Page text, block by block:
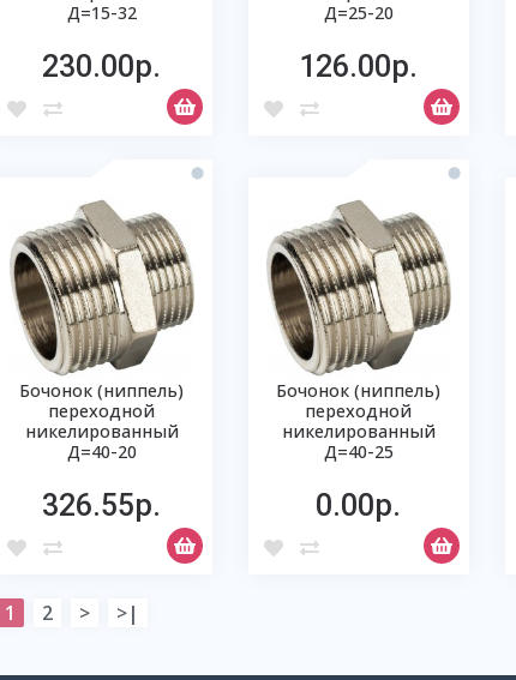
Д=15-32
230.00р.
Д=25-20
126.00р.
Бочонок (ниппель)
переходной
никелированный
Д=40-20
326.55р.
Бочонок (ниппель)
переходной
никелированный
Д=40-25
0.00р.
1 2 > >|